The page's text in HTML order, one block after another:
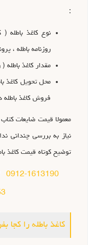
:
نوع کاغذ باطله (
روزنامه باطله ،
مقدار کاغذ باطله
محل تحویل کاغذ
فروش کاغذ باطله
معمولا قیمت ضایعات
توضیح کوتاه قیمت کاغذ
0912-1613190
کاغذ باطله را کجا